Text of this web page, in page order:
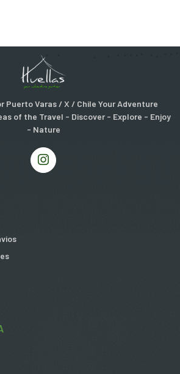
Puerto Varas / X / Chile Your Adventure
of the Travel - Discover - Explore - Enjoy
- Nature